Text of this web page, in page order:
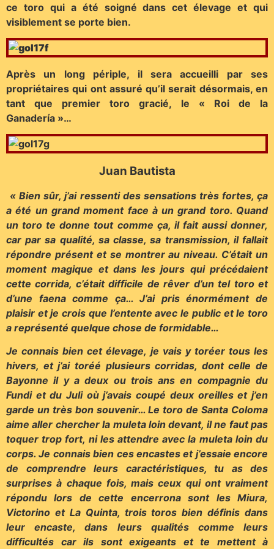
ce toro qui a été soigné dans cet élevage et qui
visiblement se porte bien.
Après un long périple, il sera accueilli par ses
propriétaires qui ont assuré qu’il serait désormais, en
tant que premier toro gracié, le « Roi de la
Ganadería »…
Juan Bautista
« Bien sûr, j’ai ressenti des sensations très fortes, ça
a été un grand moment face à un grand toro. Quand
un toro te donne tout comme ça, il fait aussi donner,
car par sa qualité, sa classe, sa transmission, il fallait
répondre présent et se montrer au niveau. C’était un
moment magique et dans les jours qui précédaient
cette corrida, c’était difficile de rêver d’un tel toro et
d’une faena comme ça… J’ai pris énormément de
plaisir et je crois que l’entente avec le public et le toro
a représenté quelque chose de formidable…
Je connais bien cet élevage, je vais y toréer tous les
hivers, et j’ai toréé plusieurs corridas, dont celle de
Bayonne il y a deux ou trois ans en compagnie du
Fundi et du Juli où j’avais coupé deux oreilles et j’en
garde un très bon souvenir… Le toro de Santa Coloma
aime aller chercher la muleta loin devant, il ne faut pas
toquer trop fort, ni les attendre avec la muleta loin du
corps. Je connais bien ces encastes et j’essaie encore
de comprendre leurs caractéristiques, tu as des
surprises à chaque fois, mais ceux qui ont vraiment
répondu lors de cette encerrona sont les Miura,
Victorino et La Quinta, trois toros bien définis dans
leur encaste, dans leurs qualités comme leurs
difficultés car ils sont exigeants et te mettent à